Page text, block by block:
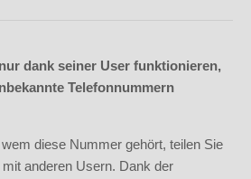
dank seiner User funktionieren,
Telefonnummern
diese Nummer gehört, teilen Sie
anderen Usern. Dank der